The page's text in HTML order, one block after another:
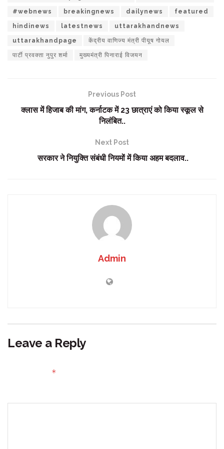
#webnews breakingnews dailynews featured
hindinews latestnews uttarakhandnews
uttarakhandpage केंद्रीय वाणिज्य मंत्री पीयूष गोयल
पार्टी प्रवक्ता नुपुर शर्मा मुख्यमंत्री पिनाराई विजयन
Previous Post
क्लास में हिजाब की मांग, कर्नाटक में 23 छात्राएं को किया स्कूल से
निलंबित..
Next Post
सरकार ने नियुक्ति संबंधी नियमों में किया अहम बदलाव..
Admin
Leave a Reply
*